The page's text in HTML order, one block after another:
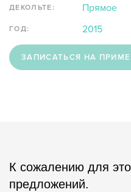
ДЕКОЛЬТЕ: Прямое
ГОД: 2015
ЗАПИСАТЬСЯ НА
К сожалению для
предложений.